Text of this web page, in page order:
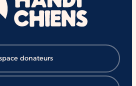
donateurs